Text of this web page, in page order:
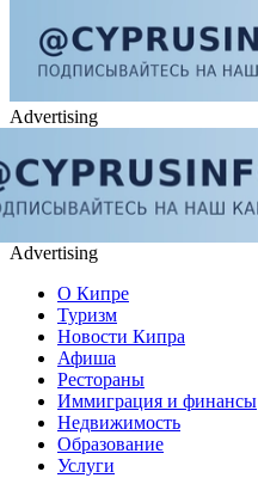
Advertising
Advertising
О Кипре
Туризм
Новости Кипра
Афиша
Рестораны
Иммиграция и финансы
Недвижимость
Образование
Услуги